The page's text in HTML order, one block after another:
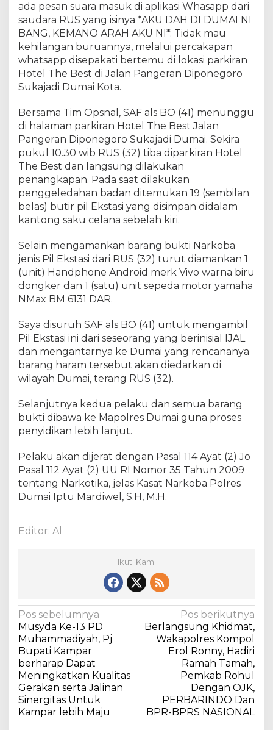
P
e
l
a
p
e
y
a
l
a
h
g
u
a
N
a
r
k
o
i
k
a
k
n
t
a
a
m
a
n
E
k
s
t
a
s
i
ada pesan suara masuk di aplikasi Whasapp dari
saudara RUS yang isinya *AKU DAH DI DUMAI NI
BANG, KEMANO ARAH AKU NI*. Tidak mau
kehilangan buruannya, melalui percakapan
whatsapp disepakati bertemu di lokasi parkiran
Hotel The Best di Jalan Pangeran Diponegoro
Sukajadi Dumai Kota.
Bersama Tim Opsnal, SAF als BO (41) menunggu
di halaman parkiran Hotel The Best Jalan
Pangeran Diponegoro Sukajadi Dumai. Sekira
pukul 10.30 wib RUS (32) tiba diparkiran Hotel
The Best dan langsung dilakukan
penangkapan. Pada saat dilakukan
penggeledahan badan ditemukan 19 (sembilan
belas) butir pil Ekstasi yang disimpan didalam
kantong saku celana sebelah kiri.
Selain mengamankan barang bukti Narkoba
jenis Pil Ekstasi dari RUS (32) turut diamankan 1
(unit) Handphone Android merk Vivo warna biru
dongker dan 1 (satu) unit sepeda motor yamaha
NMax BM 6131 DAR.
Saya disuruh SAF als BO (41) untuk mengambil
Pil Ekstasi ini dari seseorang yang berinisial IJAL
dan mengantarnya ke Dumai yang rencananya
barang haram tersebut akan diedarkan di
wilayah Dumai, terang RUS (32).
Selanjutnya kedua pelaku dan semua barang
bukti dibawa ke Mapolres Dumai guna proses
penyidikan lebih lanjut.
Pelaku akan dijerat dengan Pasal 114 Ayat (2) Jo
Pasal 112 Ayat (2) UU RI Nomor 35 Tahun 2009
tentang Narkotika, jelas Kasat Narkoba Polres
Dumai Iptu Mardiwel, S.H, M.H.
Editor: Al
Ikuti Kami
N
a
v
i
g
a
s
Pos sebelumnya
Musyda Ke-13 PD
Muhammadiyah, Pj
Bupati Kampar
berharap Dapat
Meningkatkan Kualitas
Gerakan serta Jalinan
Sinergitas Untuk
Kampar lebih Maju
Pos berikutnya
Berlangsung Khidmat,
Wakapolres Kompol
Erol Ronny, Hadiri
Ramah Tamah,
Pemkab Rohul
Dengan OJK,
PERBARINDO Dan
BPR-BPRS NASIONAL